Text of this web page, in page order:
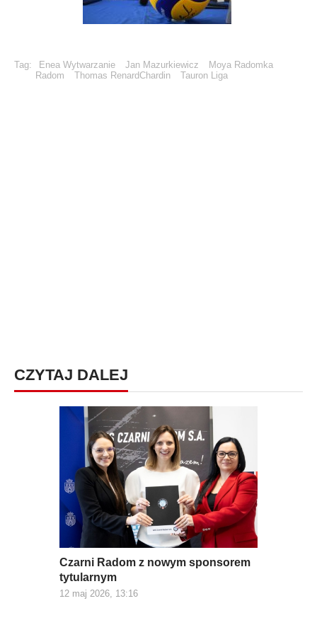
Tag: Enea Wytwarzanie Jan Mazurkiewicz
Moya Radomka
Radom
Thomas RenardChardin Tauron Liga
CZYTAJ DALEJ
Czarni Radom z nowym sponsorem
tytularnym
12 maj 2026, 13:16